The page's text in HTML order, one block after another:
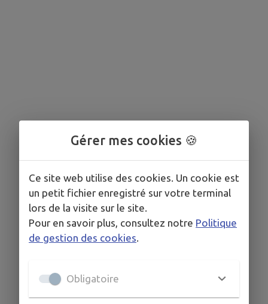
Gérer mes cookies 🍪
Ce site web utilise des cookies. Un cookie est
un petit fichier enregistré sur votre terminal
lors de la visite sur le site.
Pour en savoir plus, consultez notre Politique
de gestion des cookies
Obligatoire